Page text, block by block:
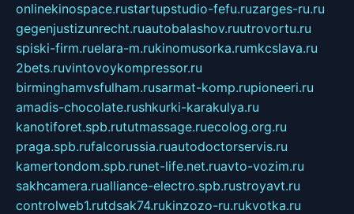
onlinekinospace.rustartupstudio-fefu.ruzarges-ru.ru
gegenjustizunrecht.ruautobalashov.ruutrovortu.ru
spiski-firm.ruelara-m.rukinomusorka.rumkcslava.ru
2bets.ruvintovoykompressor.ru
birminghamvsfulham.rusarmat-komp.rupioneeri.ru
amadis-chocolate.rushkurki-karakulya.ru
kanotiforet.spb.rututmassage.ruecolog.org.ru
praga.spb.rufalcorussia.ruautodoctorservis.ru
kamertondom.spb.runet-life.net.ruavto-vozim.ru
sakhcamera.rualliance-electro.spb.rustroyavt.ru
controlweb1.rutdsak74.rukinzozo-ru.rukvotka.ru